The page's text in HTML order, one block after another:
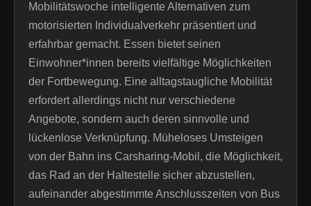
Mobilitätswoche intelligente Alternativen zum
motorisierten Individualverkehr präsentiert und
erfahrbar gemacht. Essen bietet seinen
Einwohner*innen bereits vielfältige Möglichkeiten
der Fortbewegung. Eine alltagstaugliche Mobilität
erfordert allerdings nicht nur verschiedene
Angebote, sondern auch deren sinnvolle und
lückenlose Verknüpfung. Müheloses Umsteigen
von der Bahn ins Carsharing-Mobil, die Möglichkeit,
das Rad an der Haltestelle sicher abzustellen,
aufeinander abgestimmte Anschlusszeiten von Bus